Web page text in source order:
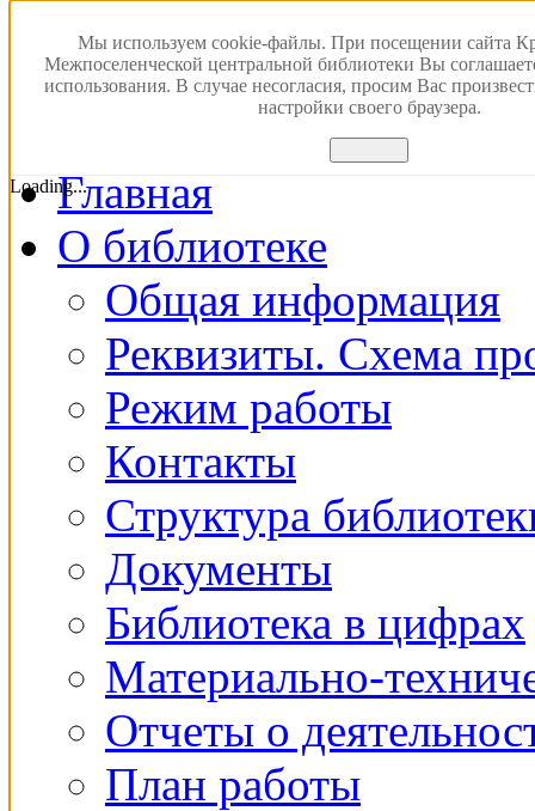
Мы используем cookie-файлы. При посещении сайта
Межпоселенческой центральной библиотеки Вы
использования. В случае несогласия, просим Вас
настройки своего браузера.
Loading...
Версия для
ПОИСК В
Главная
О библиотеке
Общая информация
Реквизиты. Схема
Режим работы
Контакты
Структура
Документы
Библиотека в цифрах
Материально-
Отчеты о
План работы